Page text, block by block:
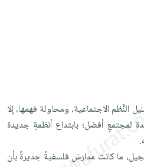
النُّظم الاجتماعية، ومحاولة فهمها، إلا
أفضل؛ بابتداع أنظمةٍ جديدة
ما كانت مدارسَ فلسفيةً جديرةً بأن